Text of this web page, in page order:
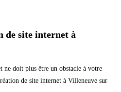
de site internet à
ne doit plus être un obstacle à votre
de site internet à Villeneuve sur